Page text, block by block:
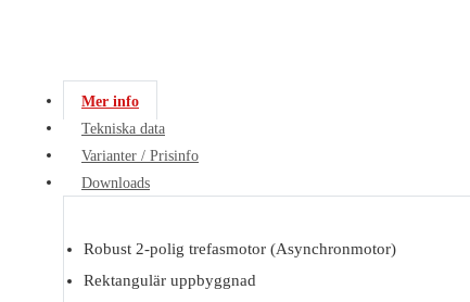
Mer info
Tekniska data
Varianter / Prisinfo
Downloads
Robust 2-polig trefasmotor (Asynchronmotor)
Rektangulär uppbyggnad